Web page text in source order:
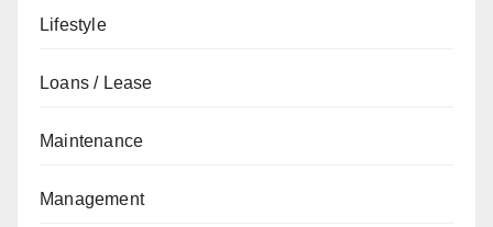
Lifestyle
Loans / Lease
Maintenance
Management